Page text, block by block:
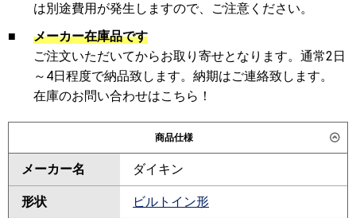
は別途費用が発生しますので、ご注意ください。
■
メーカー在庫品です
ご注文いただいてからお取り寄せとなります。通常2日
～4日程度で納品致します。納期はご連絡致します。
在庫のお問い合わせはこちら！
商品仕様
メーカー名 ダイキン
形状 ビルトイン形